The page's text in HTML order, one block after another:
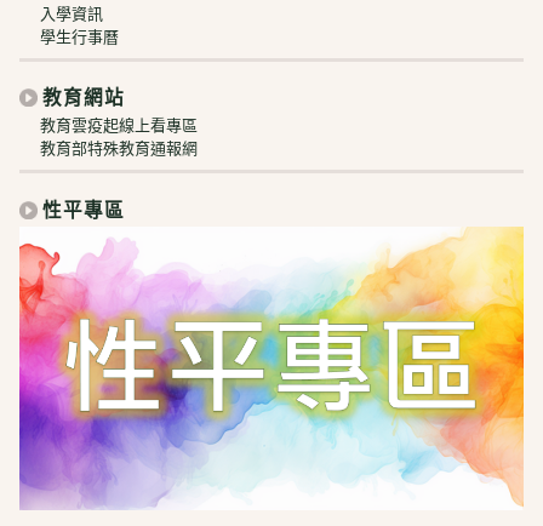
入學資訊
學生行事曆
教育網站
教育雲疫起線上看專區
教育部特殊教育通報網
性平專區